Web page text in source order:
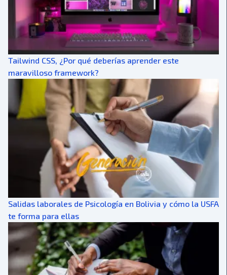
Tailwind CSS, ¿Por qué deberías aprender este
maravilloso framework?
Salidas laborales de Psicología en Bolivia y cómo la USFA
te forma para ellas